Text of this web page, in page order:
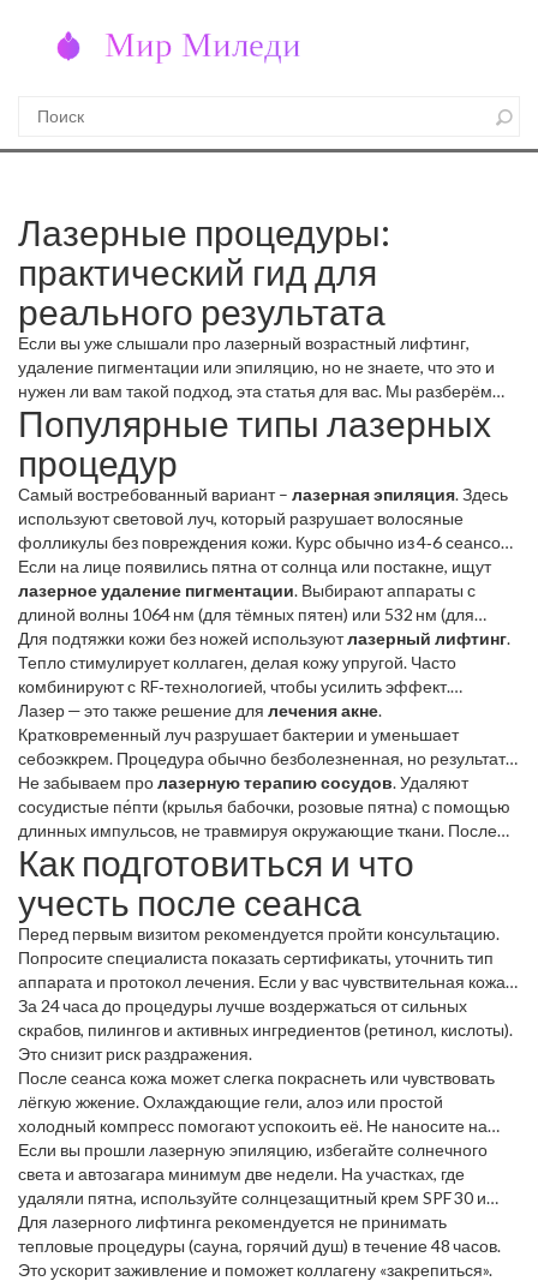
Лазерные процедуры:
практический гид для
реального результата
Если вы уже слышали про лазерный возрастный лифтинг,
удаление пигментации или эпиляцию, но не знаете, что это и
нужен ли вам такой подход, эта статья для вас. Мы разберём
основные типы лазерных процедур, подскажем, как
подготовиться к сеансу и что делать после, чтобы сохранить
эффект и избежать осложнений.
Популярные типы лазерных
процедур
Самый востребованный вариант – лазерная эпиляция. Здесь
используют световой луч, который разрушает волосяные
фолликулы без повреждения кожи. Курс обычно из 4‑6 сеансов,
а результаты держатся от полугода до года.
Если на лице появились пятна от солнца или постакне, ищут
лазерное удаление пигментации. Выбирают аппараты с
длиной волны 1064 нм (для тёмных пятен) или 532 нм (для
красных). Процедура проходит быстро, но может потребовать
несколько визитов.
Для подтяжки кожи без ножей используютлазерный лифтинг.
Тепло стимулирует коллаген, делая кожу упругой. Часто
комбинируют с RF‑технологией, чтобы усилить эффект.
Восстановительный период – 2‑3 дня, после чего кожа выглядит
свежее.
Лазер — это также решение для лечения акне.
Кратковременный луч разрушает бактерии и уменьшает
себоэккрем. Процедура обычно безболезненная, но результаты
появляются постепенно, после 3‑4 сеансов.
Не забываем пролазерную терапию сосудов. Удаляют
сосудистые пе́пти (крылья бабочки, розовые пятна) с помощью
длинных импульсов, не травмируя окружающие ткани. После
процедуры небольшое покраснение – обычное явление.
Как подготовиться и что
учесть после сеанса
Перед первым визитом рекомендуется пройти консультацию.
Попросите специалиста показать сертификаты, уточнить тип
аппарата и протокол лечения. Если у вас чувствительная кожа,
расскажите о предыдущих реакциях на косметику.
За 24 часа до процедуры лучше воздержаться от сильных
скрабов, пилингов и активных ингредиентов (ретинол, кислоты).
Это снизит риск раздражения.
После сеанса кожа может слегка покраснеть или чувствовать
лёгкую жжение. Охлаждающие гели, алоэ или простой
холодный компресс помогают успокоить её. Не наносите на
обработанные участки жирные кремы, пока кожа полностью не
успокоится.
Если вы прошли лазерную эпиляцию, избегайте солнечного
света и автозагара минимум две недели. На участках, где
удаляли пятна, используйте солнцезащитный крем SPF 30 и
выше каждый день – такцвет сохранит ровный тон.
Для лазерного лифтинга рекомендуется не принимать
тепловые процедуры (сауна, горячий душ) в течение 48 часов.
Это ускорит заживление и поможет коллагену «закрепиться».